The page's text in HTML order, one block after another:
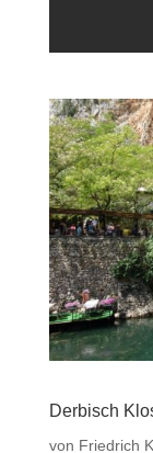
Derbisch
von Friedrich